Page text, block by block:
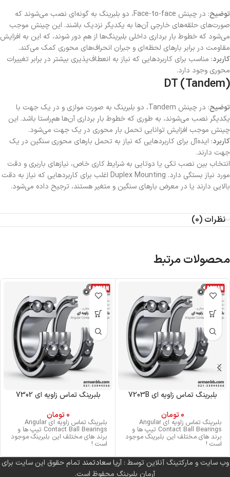
توضیح
: در چینش Face-to-face، دو بلبرینگ به گونه‌ای نصب می‌شوند که
صورت‌های حلقه‌های خارجی آن‌ها به یکدیگر نزدیک باشند. این چینش موجب
می‌شود که خطوط بار برداری داخلی بلبرینگ‌ها از هم دور شوند، که این به افزایش
مقاومت در برابر بارهای لحظه‌ای و جبران انحراف‌های محوری کمک می‌کند.
کاربرد: مناسب برای کاربردهایی که نیاز به انعطاف‌پذیری بیشتر در برابر تغییرات
محوری وجود دارد.
DT (Tandem)
توضیح
: در چینش Tandem، دو بلبرینگ به صورت موازی و در یک جهت با
یکدیگر نصب می‌شوند، به طوری که خطوط بار برداری آن‌ها هم‌راستا باشد. این
چینش موجب افزایش توانایی تحمل بار محوری در یک جهت می‌شود.
کاربرد: ایده‌آل برای کاربردهایی که نیاز به تحمل بارهای محوری سنگین در یک
جهت دارند.
انتخاب بین نصب تکی یا دوتایی به شرایط کاری خاص، نیازهای باربری و دقت
مورد نیاز بستگی دارد. Duplex Mounting اغلب برای کاربردهایی که نیاز به دقت
بالایی دارند یا در معرض بارهای سنگین و متغیر هستند، ترجیح داده می‌شود.
نظرات (0)
محصولات مرتبط
بلبرینگ تماس زاویه ای 7203B
0 تومان
بلبرینگ تماس زاویه ای Angular
Contact Ball Bearings تیپ ها و
برند های مختلف این بلبرینگ موجود
است !
بلبرینگ تماس زاویه ای 7302
0 تومان
بلبرینگ تماس زاویه ای Angular
Contact Ball Bearings تیپ ها و
برند های مختلف این بلبرینگ موجود
است !
وب سایت و مارکتینگ آنلاین توسط :آریا سعادتمندتمام حقوق این سایت برای
آرمان بلبرینگ محفوظ است.